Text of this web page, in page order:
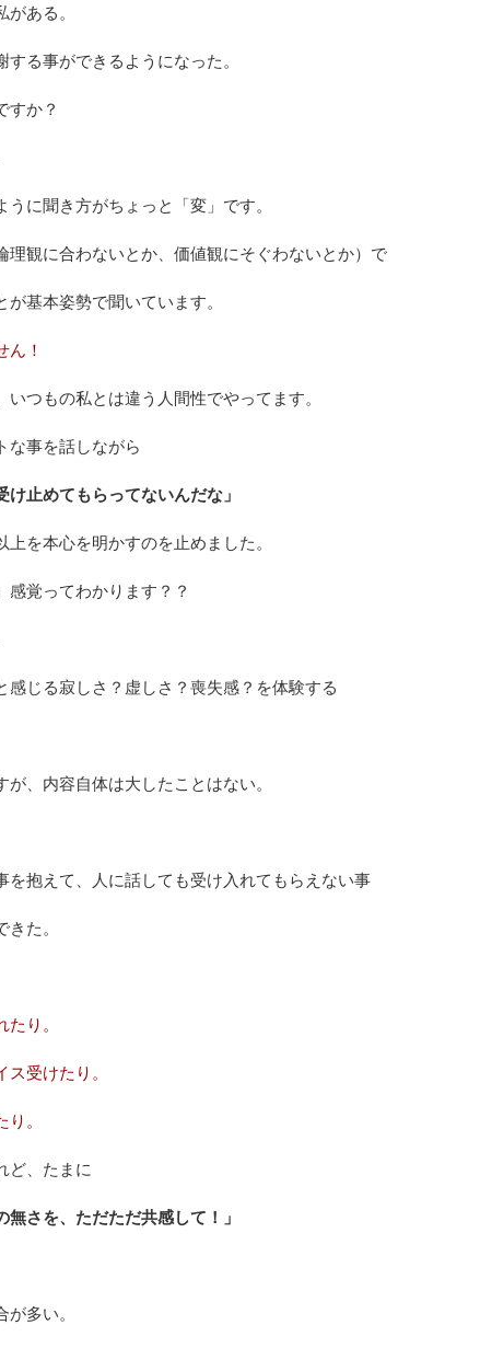
ある。
る事ができるようになった。
すか？
に聞き方がちょっと「変」です。
理観に合わないとか、価値観にそぐわないとか）で
基本姿勢で聞いています。
ん！
つもの私とは違う人間性でやってます。
な事を話しながら
け止めてもらってないんだな」
を本心を明かすのを止めました。
感覚ってわかります？？
感じる寂しさ？虚しさ？喪失感？を体験する
、内容自体は大したことはない。
を抱えて、人に話しても受け入れてもらえない事
た。
り。
受けたり。
。
ど、たまに
無さを、ただただ共感して！」
多い。